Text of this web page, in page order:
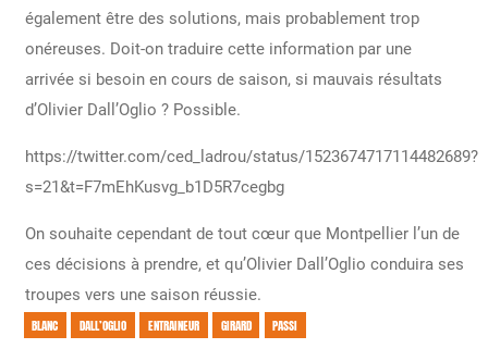
également être des solutions, mais probablement trop
onéreuses. Doit-on traduire cette information par une
arrivée si besoin en cours de saison, si mauvais résultats
d’Olivier Dall’Oglio ? Possible.
https://twitter.com/ced_ladrou/status/1523674717114482689?
s=21&t=F7mEhKusvg_b1D5R7cegbg
On souhaite cependant de tout cœur que Montpellier l’un de
ces décisions à prendre, et qu’Olivier Dall’Oglio conduira ses
troupes vers une saison réussie.
BLANC DALL’OGLIO ENTRAINEUR GIRARD PASSI